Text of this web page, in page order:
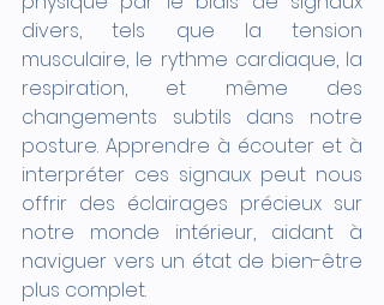
divers, tels que la tension
musculaire, le rythme cardiaque, la
respiration, et même des
changements subtils dans notre
posture. Apprendre à écouter et à
interpréter ces signaux peut nous
offrir des éclairages précieux sur
notre monde intérieur, aidant à
naviguer vers un état de bien-être
plus complet.